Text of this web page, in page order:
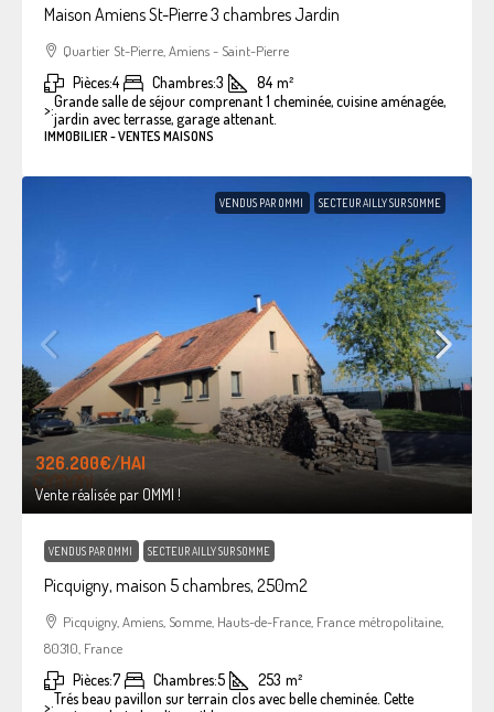
Maison Amiens St-Pierre 3 chambres Jardin
Quartier St-Pierre, Amiens - Saint-Pierre
Pièces:4 Chambres:3 84 m²
>:Grande salle de séjour comprenant 1 cheminée, cuisine aménagée,
jardin avec terrasse, garage attenant.
IMMOBILIER - VENTES MAISONS
VENDUS PAR OMMI SECTEUR AILLY SUR SOMME
326.200€/HAI
Vente réalisée par OMMI !
VENDUS PAR OMMI SECTEUR AILLY SUR SOMME
Picquigny, maison 5 chambres, 250m2
Picquigny, Amiens, Somme, Hauts-de-France, France métropolitaine,
80310, France
Pièces:7 Chambres:5 253 m²
>:Trés beau pavillon sur terrain clos avec belle cheminée. Cette